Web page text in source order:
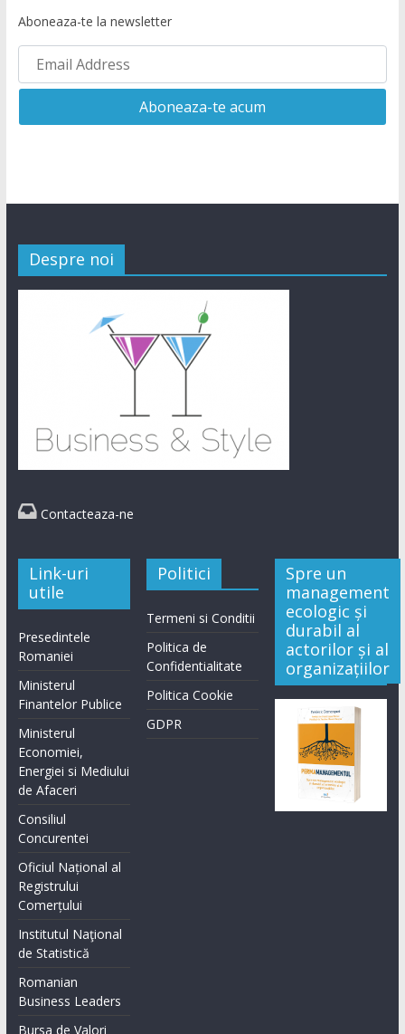
Aboneaza-te la newsletter
Despre noi
Contacteaza-ne
Link-uri
utile
Presedintele
Romaniei
Ministerul
Finantelor Publice
Ministerul
Economiei,
Energiei si Mediului
de Afaceri
Consiliul
Concurentei
Oficiul Național al
Registrului
Comerțului
Institutul Naţional
de Statistică
Romanian
Business Leaders
Bursa de Valori
Politici
Termeni si Conditii
Politica de
Confidentialitate
Politica Cookie
GDPR
Spre un
management
ecologic și
durabil al
actorilor și al
organizațiilor